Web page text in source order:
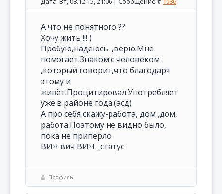
А что не понятного ??
Хочу жить !!! )
Пробую,надеюсь ,верю.Мне
помогает.Знаком с человеком
,который говорит,что благодаря
этому и
живёт.Процитировал.Употребляет
уже в районе года.(асд)
А про себя скажу-работа, дом ,дом,
работа.Поэтому не видно было,
пока не припёрло.
ВИЧ вич ВИЧ _статус
Профиль